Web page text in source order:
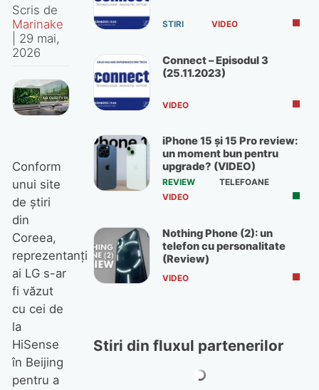
Scris de
Marinake
29 mai,
2026
Conform
unui site
de știri
din
Coreea,
reprezentanți
ai LG s-ar
fi văzut
cu cei de
la
HiSense
în Beijing
pentru a
STIRI VIDEO
Connect – Episodul 3
(25.11.2023)
VIDEO
iPhone 15 și 15 Pro review:
un moment bun pentru
upgrade? (VIDEO)
REVIEW
TELEFOANE
VIDEO
Nothing Phone (2): un
telefon cu personalitate
(Review)
VIDEO
Stiri din fluxul partenerilor